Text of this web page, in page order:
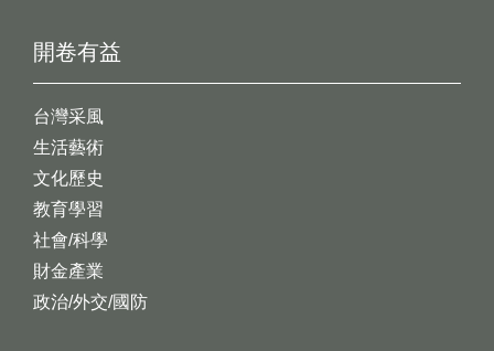
開卷有益
台灣采風
生活藝術
文化歷史
教育學習
社會/科學
財金產業
政治/外交/國防